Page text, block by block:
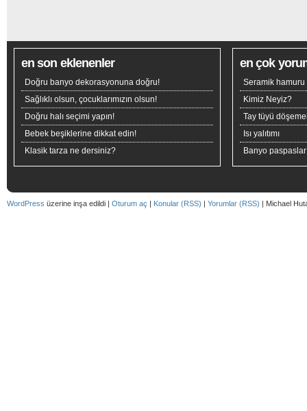
en son eklenenler
Doğru banyo dekorasyonuna doğru!
Sağlıklı olsun, çocuklarımızın olsun!
Doğru halı seçimi yapın!
Bebek beşiklerine dikkat edin!
Klasik tarza ne dersiniz?
en çok
Seramik hamuru
Kimiz Neyiz?
Tay tüyü
Isı yalıtımı
Banyo
WordPress üzerine inşa edildi | Oturum aç | Konular (RSS) | Yorumlar (RSS) | Michael